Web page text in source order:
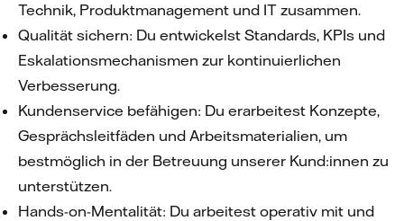
Technik, Produktmanagement und IT zusammen.
Qualität sichern: Du entwickelst Standards, KPIs und
Eskalationsmechanismen zur kontinuierlichen
Verbesserung.
Kundenservice befähigen: Du erarbeitest Konzepte,
Gesprächsleitfäden und Arbeitsmaterialien, um
bestmöglich in der Betreuung unserer Kund:innen zu
unterstützen.
Hands-on-Mentalität: Du arbeitest operativ mit und